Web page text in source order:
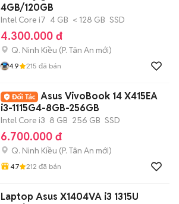
4GB/120GB
Intel Core i7 4 GB < 128 GB SSD
4.300.000 đ
Q. Ninh Kiều (P. Tân An mới)
4.9 215 đã bán
Asus VivoBook 14 X415EA
i3-1115G4-8GB-256GB
Intel Core i3 8 GB 256 GB SSD
6.700.000 đ
Q. Ninh Kiều (P. Tân An mới)
4.7 212 đã bán
Laptop Asus X1404VA i3 1315U